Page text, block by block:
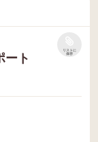
ート
リストに
保存